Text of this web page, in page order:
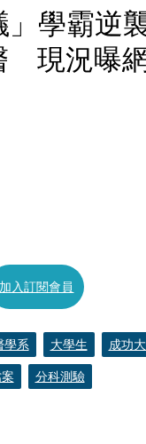
學霸逆
現況曝
加入訂閱會員
學系 大學生 成功
分科測驗